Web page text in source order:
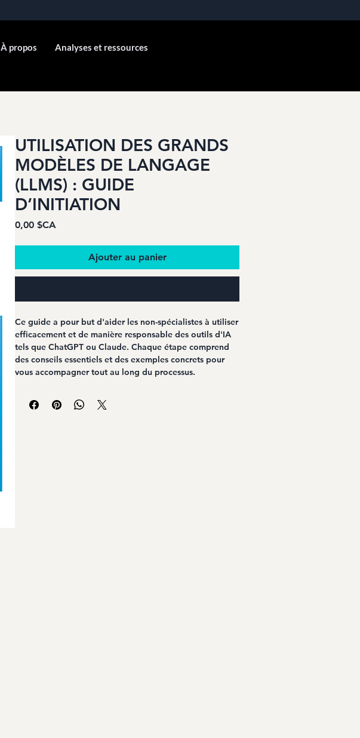
À propos Analyses et ressources
UTILISATION DES GRANDS
MODÈLES DE LANGAGE
(LLMS) : GUIDE
D’INITIATION
0,00 $CA
Ajouter au panier
Ce guide a pour but d'aider les non-spécialistes à utiliser
efficacement et de manière responsable des outils d'IA
tels que ChatGPT ou Claude. Chaque étape comprend
des conseils essentiels et des exemples concrets pour
vous accompagner tout au long du processus.